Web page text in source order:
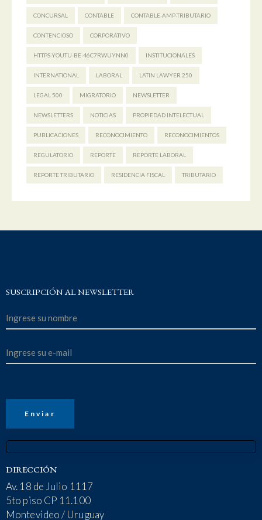
CONCURSAL CONTABLE CONTABLE-AMP-TRIBUTARIO
CONTENCIOSO CORPORATIVO
HTTPS-YOUTU-BE-46C7RWUYNN0 INSTITUCIONALES
INTERNATIONAL LABORAL LATIN LAWYER 250
LEGAL 500 MIGRATORIO NEWSLETTER
NEWSLETTERS NOTICIAS PROPIEDAD INTELECTUAL
PUBLICACIONES RECONOCIMIENTO RECONOCIMIENTOS
REGULATORIO REPORTE REPORTE LABORAL
REPORTE TRIBUTARIO RESIDENCIA FISCAL TRIBUTARIO
SUSCRIPCIÓN AL NEWSLETTER
DIRECCIÓN
Av. 18 de Julio 1117
5to piso CP 11.100
Montevideo / Uruguay